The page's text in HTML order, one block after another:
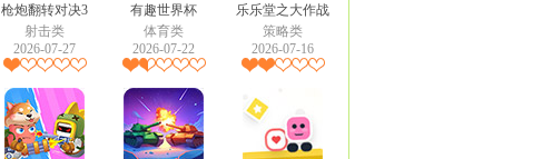
枪炮翻转对决3
射击类
2026-07-27
有趣世界杯
体育类
2026-07-22
乐乐堂之大作战
策略类
2026-07-16